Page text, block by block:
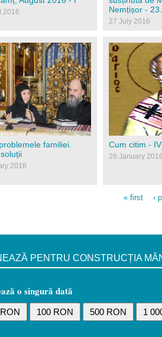
2016
Nemțișor -
27 July 2016
familiei.
2016
sfantul-
Cum citim - IV
26 January 2016
« first ‹
PENTRU CONSTRUCȚIA
o singură dată
100 RON 500 RON 1